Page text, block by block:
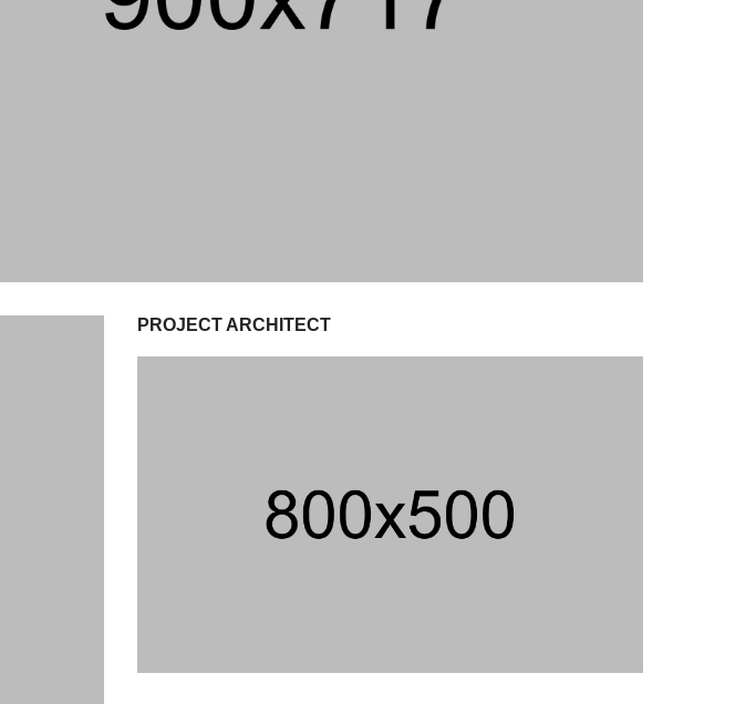
PROJECT ARCHITECT